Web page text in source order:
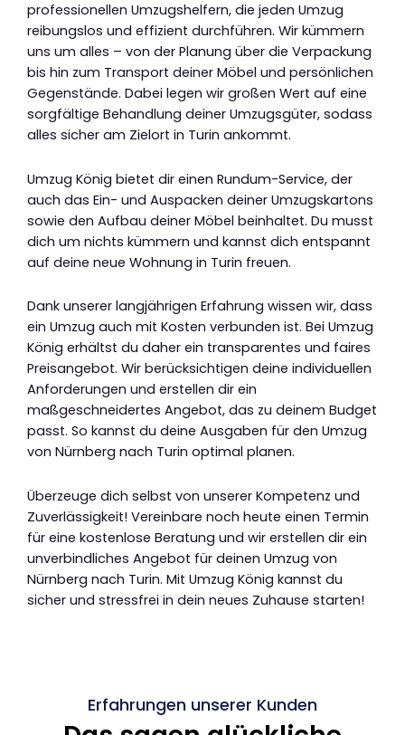
professionellen Umzugshelfern, die jeden Umzug
reibungslos und effizient durchführen. Wir kümmern
uns um alles – von der Planung über die Verpackung
bis hin zum Transport deiner Möbel und persönlichen
Gegenstände. Dabei legen wir großen Wert auf eine
sorgfältige Behandlung deiner Umzugsgüter, sodass
alles sicher am Zielort in Turin ankommt.
Umzug König bietet dir einen Rundum-Service, der
auch das Ein- und Auspacken deiner Umzugskartons
sowie den Aufbau deiner Möbel beinhaltet. Du musst
dich um nichts kümmern und kannst dich entspannt
auf deine neue Wohnung in Turin freuen.
Dank unserer langjährigen Erfahrung wissen wir, dass
ein Umzug auch mit Kosten verbunden ist. Bei Umzug
König erhältst du daher ein transparentes und faires
Preisangebot. Wir berücksichtigen deine individuellen
Anforderungen und erstellen dir ein
maßgeschneidertes Angebot, das zu deinem Budget
passt. So kannst du deine Ausgaben für den Umzug
von Nürnberg nach Turin optimal planen.
Überzeuge dich selbst von unserer Kompetenz und
Zuverlässigkeit! Vereinbare noch heute einen Termin
für eine kostenlose Beratung und wir erstellen dir ein
unverbindliches Angebot für deinen Umzug von
Nürnberg nach Turin. Mit Umzug König kannst du
sicher und stressfrei in dein neues Zuhause starten!
Erfahrungen unserer Kunden